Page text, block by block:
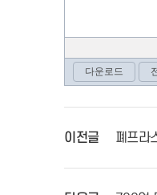
이전글 폐프라